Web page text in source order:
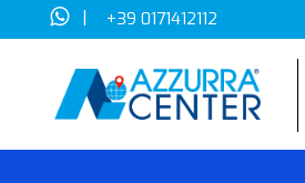
| +39 0171412112